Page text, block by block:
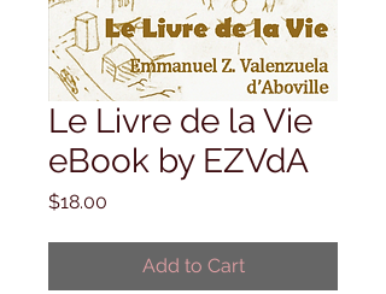
Le Livre de la Vie
eBook by EZVdA
$18.00
Add to Cart